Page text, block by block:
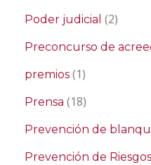
Poder judicial (2)
Preconcurso de
premios (1)
Prensa (18)
Prevención de
Prevención de